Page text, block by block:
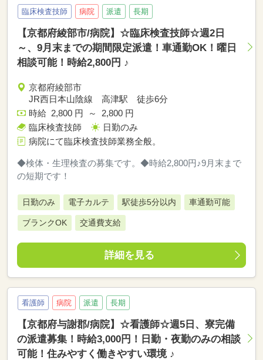
臨床検査技師 病院 派遣 長期
【京都府綾部市/病院】☆臨床検査技師☆週2日
～、9月末までの期間限定派遣！車通勤OK！曜日
相談可能！時給2,800円 ♪
京都府綾部市
JR西日本山陰線 高津駅 徒歩6分
時給 2,800 円 ～ 2,800 円
臨床検査技師
日勤のみ
病院にて臨床検査技師業務全般。
◆検体・生理検査の募集です。◆時給2,800円♪9月末まで
の短期です！
日勤のみ 電子カルテ 駅徒歩5分以内 車通勤可能
ブランクOK 交通費支給
詳細を見る
看護師 病院 派遣 長期
【京都府与謝郡/病院】☆看護師☆週5日、寮完備
の派遣募集！時給3,000円！日勤・夜勤のみの相談
可能！住みやすく働きやすい環境 ♪